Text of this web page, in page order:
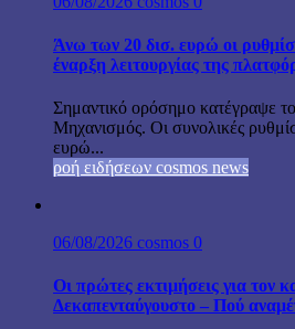
Άνω των 20 δισ. ευρώ οι
έναρξη λειτουργίας της
Σημαντικό ορόσημο κατέγραψε
Μηχανισμός. Οι συνολικές
ευρώ...
ροή ειδήσεων cosmos news
06/08/2026 cosmos 0
Οι πρώτες εκτιμήσεις για τον
Δεκαπενταύγουστο – Πού